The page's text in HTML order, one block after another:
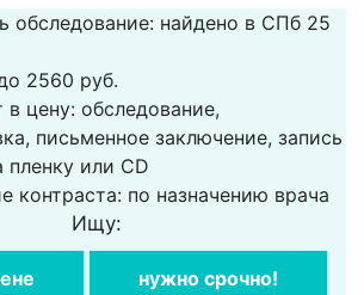
обследование: найдено в СПб 25
2560 руб.
в цену: обследование,
письменное заключение, запись
пленку или CD
контраста: по назначению врача
Ищу:
нужно срочно!